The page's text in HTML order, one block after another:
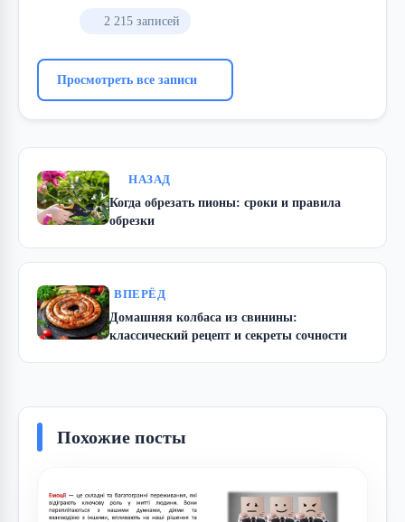
2 215 записей
Просмотреть все записи
НАЗАД
Когда обрезать пионы: сроки и правила
обрезки
ВПЕРЁД
Домашняя колбаса из свинины:
классический рецепт и секреты сочности
Похожие посты